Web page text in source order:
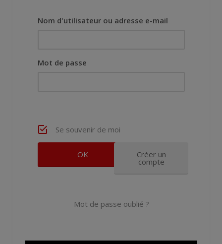
Nom d'utilisateur ou adresse e-mail
Mot de passe
Se souvenir de moi
Créer un
compte
Mot de passe oublié ?